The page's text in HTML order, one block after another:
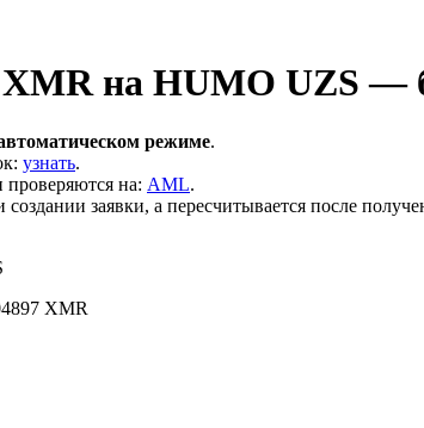
на HUMO UZS —
режиме.
узнать.
проверяются на: AML.
создании заявки, а пересчитывается после
XMR